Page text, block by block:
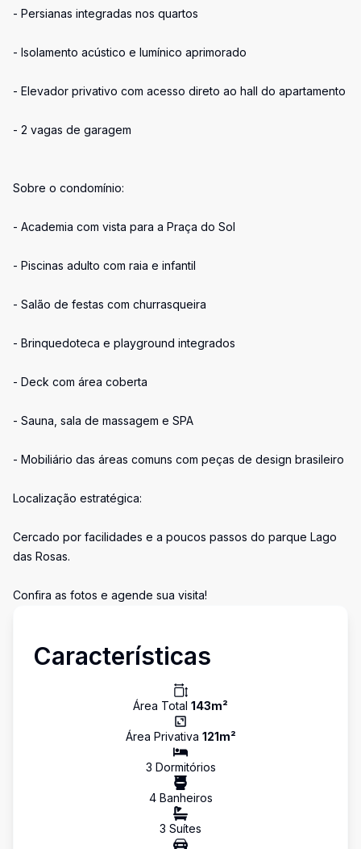
- Persianas integradas nos quartos
- Isolamento acústico e lumínico aprimorado
- Elevador privativo com acesso direto ao hall do apartamento
- 2 vagas de garagem
Sobre o condomínio:
- Academia com vista para a Praça do Sol
- Piscinas adulto com raia e infantil
- Salão de festas com churrasqueira
- Brinquedoteca e playground integrados
- Deck com área coberta
- Sauna, sala de massagem e SPA
- Mobiliário das áreas comuns com peças de design brasileiro
Localização estratégica:
Cercado por facilidades e a poucos passos do parque Lago
das Rosas.
Confira as fotos e agende sua visita!
Características
Área Total 143m²
Área Privativa 121m²
3 Dormitórios
4Banheiros
3 Suítes